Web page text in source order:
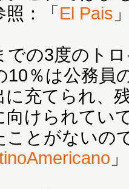
照：「El Pais
の3度のト
10％は公務員
に充てられ、
向けられてい
ことがないの